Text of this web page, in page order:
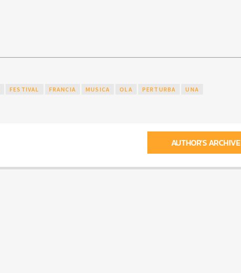
FESTIVAL FRANCIA MUSICA OLA PERTURBA UNA
AUTHOR'S ARCHIVE